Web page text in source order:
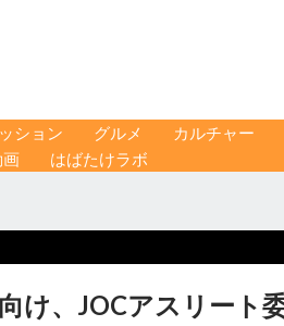
ション グルメ カルチャー
画 はばたけラボ
け、JOCアスリート